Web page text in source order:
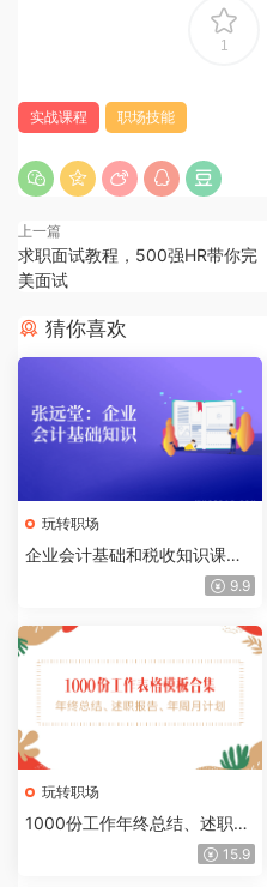
1
实战课程 职场技能
上一篇
求职面试教程，500强HR带你完
美面试
猜你喜欢
玩转职场
企业会计基础和税收知识课
9.9
玩转职场
1000份工作年终总结、述职报
告、年周月计划表格模板合集
15.9